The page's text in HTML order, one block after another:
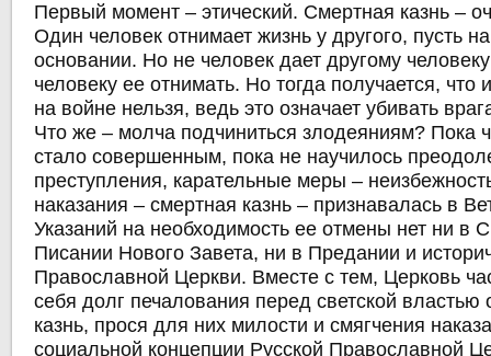
Первый момент – этический. Смертная казнь –
Один человек отнимает жизнь у другого, пусть
основании. Но не человек дает другому
человеку ее отнимать. Но тогда получается,
на войне нельзя, ведь это означает убивать
Что же – молча подчиниться злодеяниям? Пока
стало совершенным, пока не научилось
преступления, карательные меры –
наказания – смертная казнь – признавалась в
Указаний на необходимость ее отмены нет ни в
Писании Нового Завета, ни в Предании и
Православной Церкви. Вместе с тем, Церковь
себя долг печалования перед светской
казнь, прося для них милости и смягчения
социальной концепции Русской Православной